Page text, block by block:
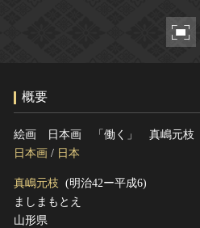
動画で見る無形の文化財
ヘ
文化遺産データベース
国指定文化財等データベース
概要
絵画 日本画 「働く」 真嶋元枝
日本画 / 日本
真嶋元枝 (明治42ー平成6)
ましまもとえ
山形県